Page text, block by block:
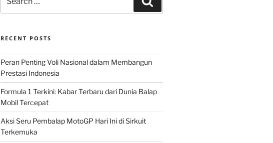
for:
RECENT POSTS
Peran Penting Voli Nasional dalam Membangun
Prestasi Indonesia
Formula 1 Terkini: Kabar Terbaru dari Dunia Balap
Mobil Tercepat
Aksi Seru Pembalap MotoGP Hari Ini di Sirkuit
Terkemuka